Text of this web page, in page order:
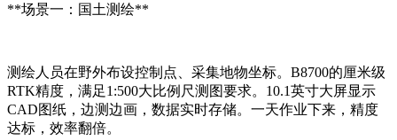
**场景一：国土测绘**
测绘人员在野外布设控制点、采集地物坐标。B8700的厘米级
RTK精度，满足1:500大比例尺测图要求。10.1英寸大屏显示
CAD图纸，边测边画，数据实时存储。一天作业下来，精度
达标，效率翻倍。